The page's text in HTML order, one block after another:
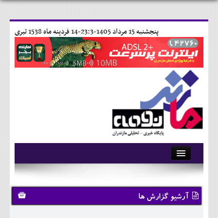
14 فردينه ماه 1538 تبری پنجشنبه 15 مرداد 1405-23:3-
آرشیو
تماس با ما
وبلاگ
آرشیو گزارش ها